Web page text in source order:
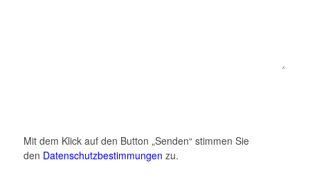
Mit dem Klick auf den Button „Senden“ stimmen Sie
den Datenschutzbestimmungen zu.